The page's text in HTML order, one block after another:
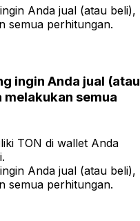
ingin Anda jual (atau
semua
TON di wallet Anda